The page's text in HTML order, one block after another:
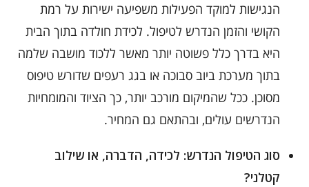
הנגישות למוקד הפעילות משפיעה ישירות על רמת
הקושי והזמן הנדרש לטיפול. לכידת חולדה בתוך הבית
היא בדרך כלל פשוטה יותר מאשר ללכוד מושבה שלמה
בתוך מערכת ביוב סבוכה או בגג רעפים שדורש טיפוס
מסוכן. ככל שהמיקום מורכב יותר, כך הציוד והמומחיות
הנדרשים עולים, ובהתאם גם המחיר.
סוג הטיפול הנדרש: לכידה, הדברה, או שילוב
קטלני?